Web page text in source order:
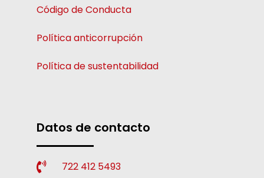
Código de Conducta
Política anticorrupción
Política de sustentabilidad
Datos de contacto
722 412 5493